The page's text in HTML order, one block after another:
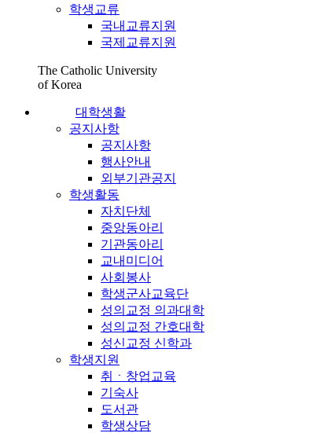
학생교류
국내교류지원
국제교류지원
The Catholic University
of Korea
대학생활
공지사항
공지사항
행사안내
외부기관공지
학생활동
자치단체
중앙동아리
기관동아리
교내미디어
사회봉사
학생군사교육단
성의교정 의과대학
성의교정 간호대학
성신교정 신학과
학생지원
취ㆍ창업교육
기숙사
도서관
학생상담